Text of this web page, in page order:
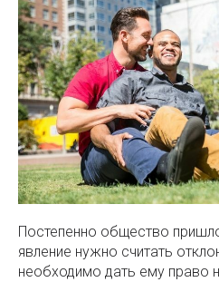
Постепенно общество
явление нужно считать
необходимо дать ему право